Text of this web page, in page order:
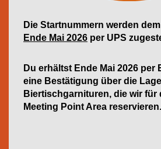
Die Startnummern werden
Ende Mai 2026 per UPS
Du erhältst Ende Mai 2026 per
eine Bestätigung über die
Biertischgarnituren, die wir für
Meeting Point Area reservieren.